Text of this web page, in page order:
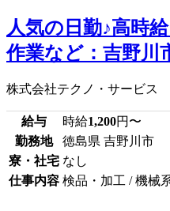
人気の日勤♪高時
作業など：吉野川
株式会社テクノ・サービス
給与 時給1,200円〜
勤務地
徳島県 吉野川市
寮・社宅 なし
仕事内容 検品・加工 / 機械